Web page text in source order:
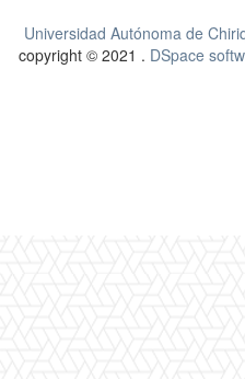
Universidad Autónoma de
copyright © 2021 . DSpace